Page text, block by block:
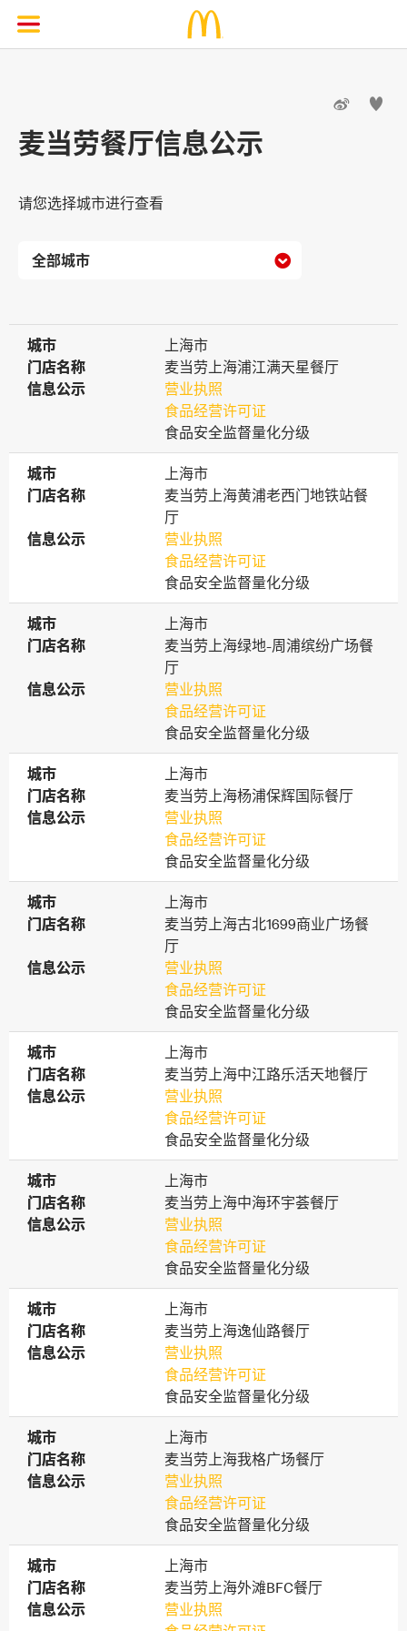
 
麦当劳餐厅信息公示
请您选择城市进行查看

城市
城市
上海市
门店名称
门店名称
麦当劳上海浦江满天星餐厅
信息公示
信息公示
营业执照
食品经营许可证
食品安全监督量化分级
城市
城市
上海市
门店名称
门店名称
麦当劳上海黄浦老西门地铁站餐
厅
信息公示
信息公示
营业执照
食品经营许可证
食品安全监督量化分级
城市
城市
上海市
门店名称
门店名称
麦当劳上海绿地-周浦缤纷广场餐
厅
信息公示
信息公示
营业执照
食品经营许可证
食品安全监督量化分级
城市
城市
上海市
门店名称
门店名称
麦当劳上海杨浦保辉国际餐厅
信息公示
信息公示
营业执照
食品经营许可证
食品安全监督量化分级
城市
城市
上海市
门店名称
门店名称
麦当劳上海古北1699商业广场餐
厅
信息公示
信息公示
营业执照
食品经营许可证
食品安全监督量化分级
城市
城市
上海市
门店名称
门店名称
麦当劳上海中江路乐活天地餐厅
信息公示
信息公示
营业执照
食品经营许可证
食品安全监督量化分级
城市
城市
上海市
门店名称
门店名称
麦当劳上海中海环宇荟餐厅
信息公示
信息公示
营业执照
食品经营许可证
食品安全监督量化分级
城市
城市
上海市
门店名称
门店名称
麦当劳上海逸仙路餐厅
信息公示
信息公示
营业执照
食品经营许可证
食品安全监督量化分级
城市
城市
上海市
门店名称
门店名称
麦当劳上海我格广场餐厅
信息公示
信息公示
营业执照
食品经营许可证
食品安全监督量化分级
城市
城市
上海市
门店名称
门店名称
麦当劳上海外滩BFC餐厅
信息公示
信息公示
营业执照